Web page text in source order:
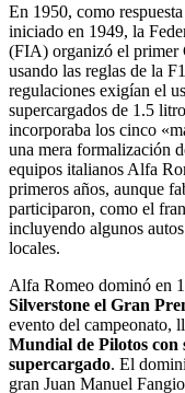
En 1950, como
iniciado en 1949, la
(FIA) organizó el primer
usando las reglas de la
regulaciones exigían el
supercargados de 1.5
incorporaba los cinco
una mera formalización
equipos italianos Alfa
primeros años, aunque
participaron, como el
incluyendo algunos
locales.
Alfa Romeo dominó en
Silverstone el Gran
evento del campeonato,
Mundial de Pilotos con
supercargado. El
gran Juan Manuel